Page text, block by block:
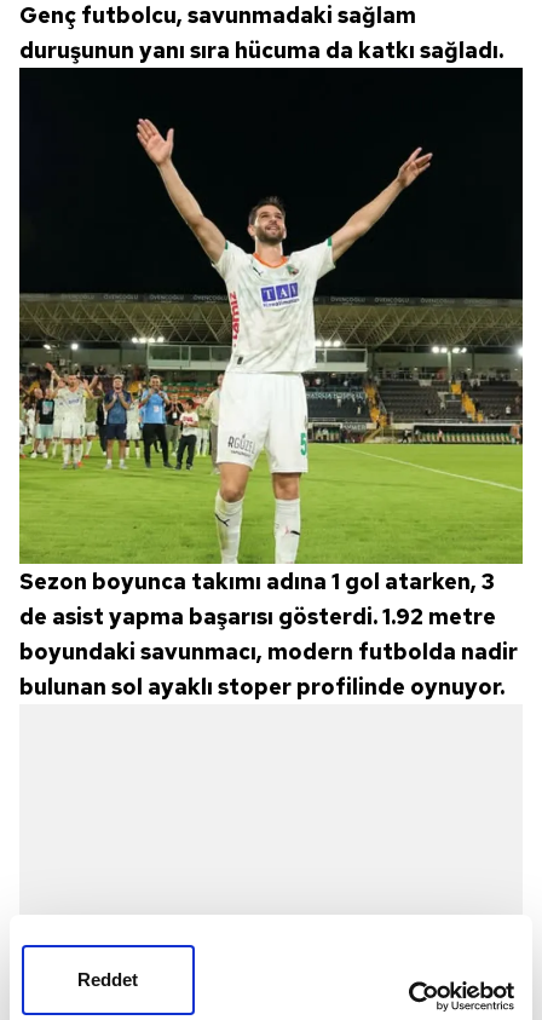
Reddet
Genç futbolcu, savunmadaki sağlam
duruşunun yanı sıra hücuma da katkı sağladı.
Sezon boyunca takımı adına 1 gol atarken, 3
de asist yapma başarısı gösterdi. 1.92 metre
boyundaki savunmacı, modern futbolda nadir
bulunan sol ayaklı stoper profilinde oynuyor.